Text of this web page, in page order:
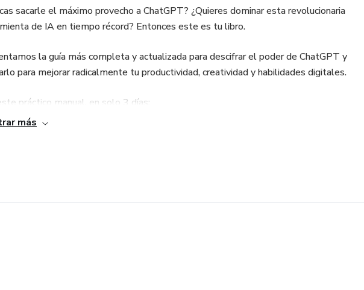
sacarle el máximo provecho a ChatGPT? ¿Quieres dominar esta revolucionaria
de IA en tiempo récord? Entonces este es tu libro.
la guía más completa y actualizada para descifrar el poder de ChatGPT y
para mejorar radicalmente tu productividad, creatividad y habilidades digitales.
práctico manual, en solo 3 días:
más